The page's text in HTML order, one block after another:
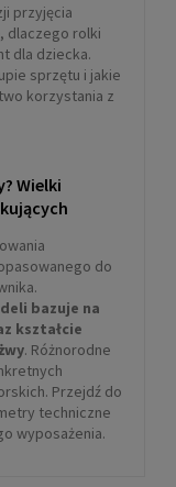
przyjęcia
dlaczego rolki
dla dziecka.
sprzętu i jakie
korzystania z
Wielki
do
bazuje na
kształcie
. Różnorodne
Przejdź do
techniczne
wyposażenia.